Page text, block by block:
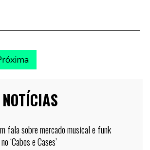
fala sobre mercado musical e funk
‘Cabos e Cases’